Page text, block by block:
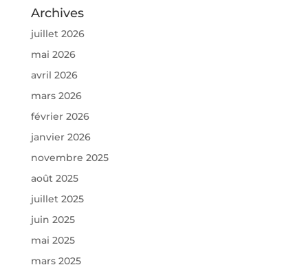
Archives
juillet 2026
mai 2026
avril 2026
mars 2026
février 2026
janvier 2026
novembre 2025
août 2025
juillet 2025
juin 2025
mai 2025
mars 2025